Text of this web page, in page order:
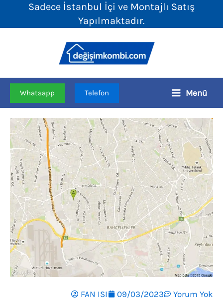
Sadece İstanbul İçi ve Montajlı Satış
Yapılmaktadır.
Whatsapp Telefon Menü
FAN ISI 09/03/2023 Yorum Yok